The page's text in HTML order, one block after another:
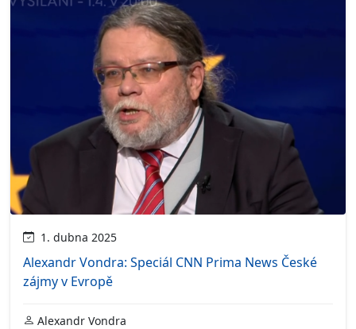
1. dubna 2025
Alexandr Vondra: Speciál CNN Prima News České
zájmy v Evropě
Alexandr Vondra